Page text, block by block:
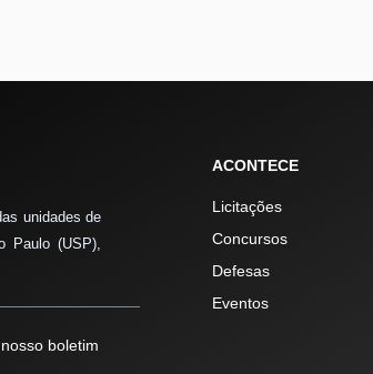
unidades de
Paulo (USP),
boletim
ACONTECE
Licitações
Concursos
Defesas
Eventos